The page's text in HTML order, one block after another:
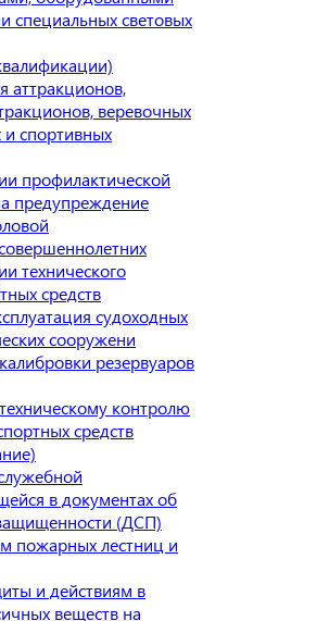
специальных световых
аттракционов,
веревочных
и спортивных
профилактической
предупреждение
технического
средств
судоходных
сооружени
резервуаров
контролю
средств
в документах об
(ДСП)
пожарных лестниц и
и действиям в
веществ на